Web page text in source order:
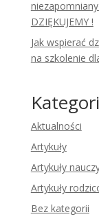
DZIĘKUJEMY !
Jak wspierać
na szkolenie
Aktualności
Artykuły
Artykuły
Artykuły
Bez kategorii